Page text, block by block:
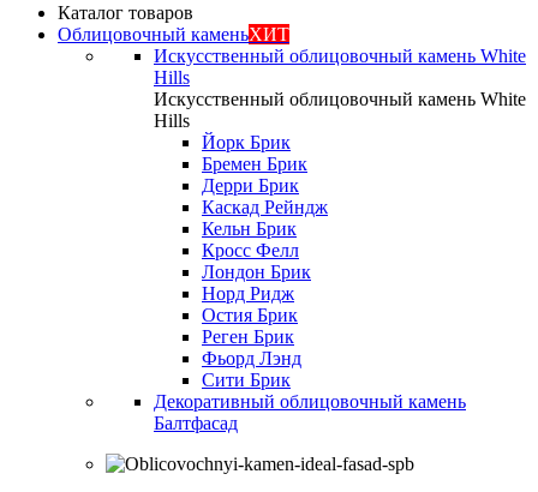
Каталог товаров
Облицовочный каменьХИТ
Искусственный облицовочный камень White
Hills
Искусственный облицовочный камень White
Hills
Йорк Брик
Бремен Брик
Дерри Брик
Каскад Рейндж
Кельн Брик
Кросс Фелл
Лондон Брик
Норд Ридж
Остия Брик
Реген Брик
Фьорд Лэнд
Сити Брик
Декоративный облицовочный камень
Балтфасад